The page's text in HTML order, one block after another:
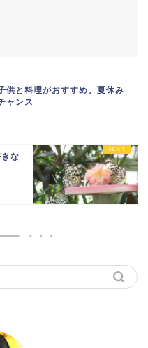
供と料理がおすすめ。夏休み
ャンス
な